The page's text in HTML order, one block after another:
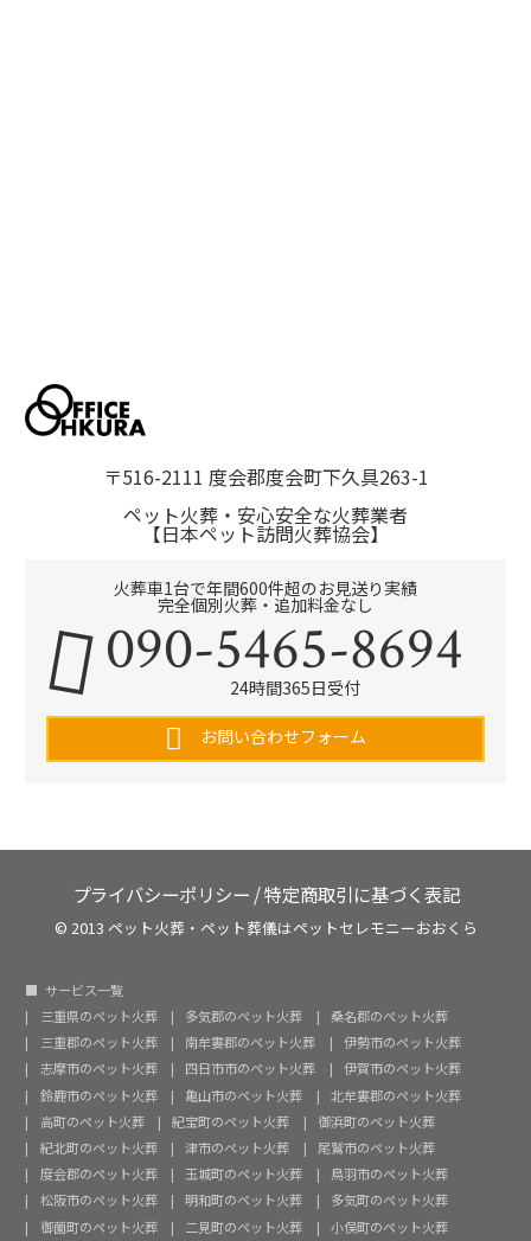
〒516-2111 度会郡度会町下久具263-1
ペット火葬・安心安全な火葬業者
【日本ペット訪問火葬協会】
火葬車1台で年間600件超のお見送り実績
完全個別火葬・追加料金なし
090-5465-8694
24時間365日受付
お問い合わせフォーム
プライバシーポリシー /特定商取引に基づく表記
© 2013 ペット火葬・ペット葬儀はペットセレモニーおおくら
サービス一覧
三重県のペット火葬
多気郡のペット火葬
桑名郡のペット火葬
三重郡のペット火葬
南牟婁郡のペット火葬
伊勢市のペット火葬
志摩市のペット火葬
四日市市のペット火葬
伊賀市のペット火葬
鈴鹿市のペット火葬
亀山市のペット火葬
北牟婁郡のペット火葬
高町のペット火葬
紀宝町のペット火葬
御浜町のペット火葬
紀北町のペット火葬
津市のペット火葬
尾鷲市のペット火葬
度会郡のペット火葬
玉城町のペット火葬
鳥羽市のペット火葬
松阪市のペット火葬
明和町のペット火葬
多気町のペット火葬
御薗町のペット火葬
二見町のペット火葬 小俣町のペット火葬